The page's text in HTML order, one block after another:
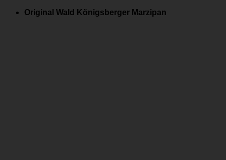
Zum
Original Wald Königsberger Marzipan